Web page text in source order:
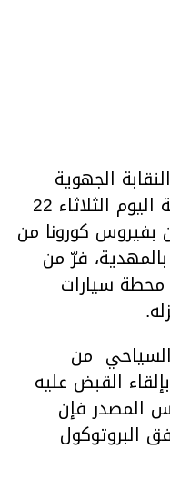
الجهوية
لقوات الأمن الداخلي بالمهدية اليوم الثلاثاء 22
بفيروس كورونا من
فرّ من
محطة سيارات
من
القبض عليه
المصدر فإن
البروتوكول